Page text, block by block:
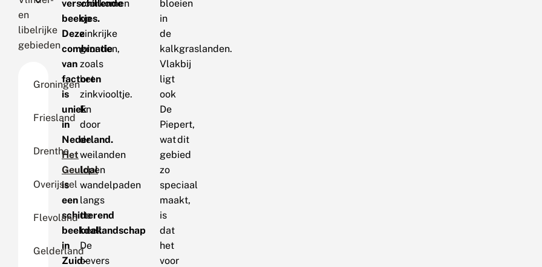
en
libelrijke
gebieden
Groningen
Friesland
Drenthe
Overijssel
Flevoland
Gelderland
verschillende
beekjes.
Deze
combinatie
van
factoren
is
uniek
in
Nederland.
Het
Geuldal
is
een
schitterend
beekdallandschap
in
Zuid-
voorkomen
op
zinkrijke
gronden,
zoals
het
zinkviooltje.
En
door
de
weilanden
lopen
wandelpaden
langs
de
beek.
De
oevers
bloeien
in
de
kalkgraslanden.
Vlakbij
ligt
ook
De
Piepert,
wat dit
gebied
zo
speciaal
maakt,
is
dat
het
voor